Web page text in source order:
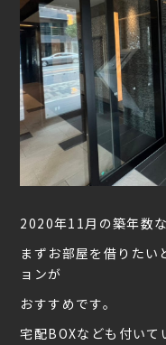
2020年11月の築年数
まずお部屋を借りたい
ョンが
おすすめです。
宅配BOXなども付い